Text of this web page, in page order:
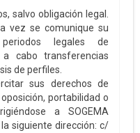
salvo obligación legal.
vez se comunique su
legales de
cabo transferencias
de perfiles.
sus derechos de
portabilidad o
a SOGEMA
la siguiente dirección: c/